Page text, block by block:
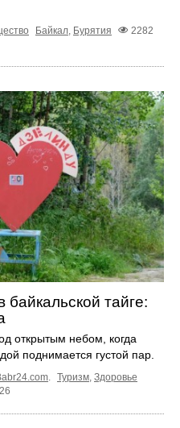
Байкал, Бурятия
2282
тайге:
открытым небом, когда
поднимается густой пар.
. Туризм, Здоровье